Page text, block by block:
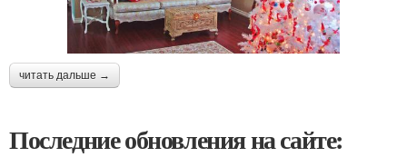
читать дальше →
Последние обновления на сайте: